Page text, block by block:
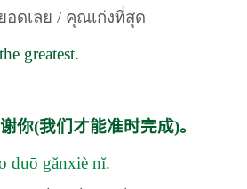
ดเลย / คุณเก่งที่สุด
greatest.
你(我们才能准时完成)。
duō gănxiè nĭ.